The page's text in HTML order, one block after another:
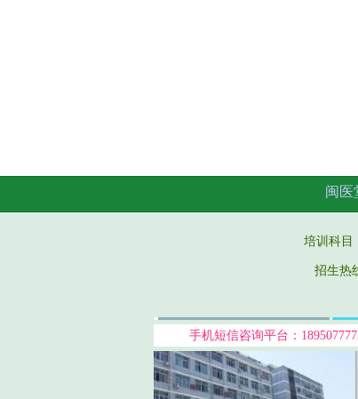
培训科目
招生热
手机短信咨询平台：
闽医